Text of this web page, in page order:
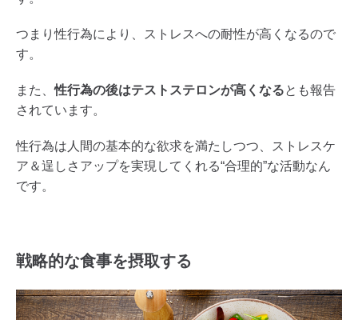
つまり性行為により、ストレスへの耐性が高くなるので
す。
また、性行為の後はテストステロンが高くなるとも報告
されています。
性行為は人間の基本的な欲求を満たしつつ、ストレスケ
ア＆逞しさアップを実現してくれる“合理的”な活動なん
です。
戦略的な食事を摂取する